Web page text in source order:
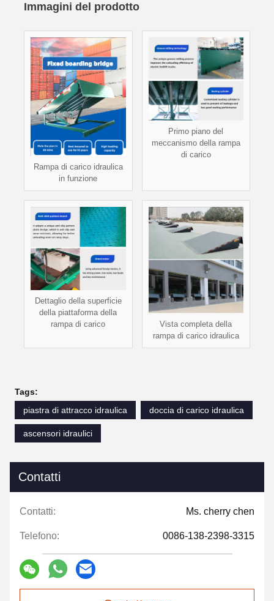
Immagini del prodotto
Rampa di carico idraulica
in funzione
Primo piano del
meccanismo della rampa
di carico
Dettaglio della superficie
della piattaforma della
rampa di carico
Vista completa della
rampa di carico idraulica
Tags:
piastra di attracco idraulica
doccia di carico idraulica
ascensori idraulici
Contatti
Contatti: Ms. cherry chen
Telefono: 0086-138-2398-3315